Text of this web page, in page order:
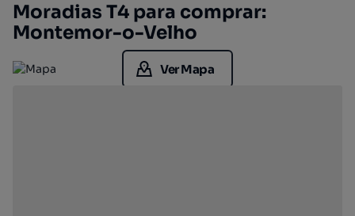
Moradias T4 para comprar:
Montemor-o-Velho
Ver Mapa